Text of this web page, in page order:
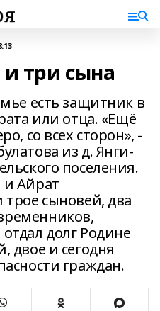
три сына
есть защитник в
или отца. «Ещё
со всех сторон», -
из д. Янги-
поселения.
Айрат
трое сыновей, два
долг Родине
двое и сегодня
граждан.